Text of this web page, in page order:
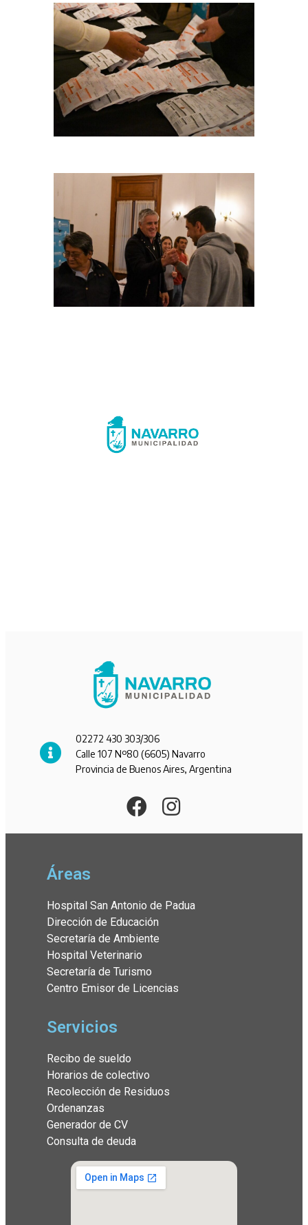
02272 430 303/306
Calle 107 Nº80 (6605) Navarro
Provincia de Buenos Aires, Argentina
Áreas
Hospital San Antonio de Padua
Dirección de Educación
Secretaría de Ambiente
Hospital Veterinario
Secretaría de Turismo
Centro Emisor de Licencias
Servicios
Recibo de sueldo
Horarios de colectivo
Recolección de Residuos
Ordenanzas
Generador de CV
Consulta de deuda